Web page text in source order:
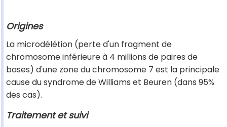
Origines
La microdélétion (perte d'un fragment de
chromosome inférieure à 4 millions de paires de
bases) d'une zone du chromosome 7 est la principale
cause du syndrome de Williams et Beuren (dans 95%
des cas).
Traitement et suivi